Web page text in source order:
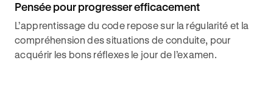
Pensée pour progresser efficacement
L’apprentissage du code repose sur la régularité et la
compréhension des situations de conduite, pour
acquérir les bons réflexes le jour de l’examen.